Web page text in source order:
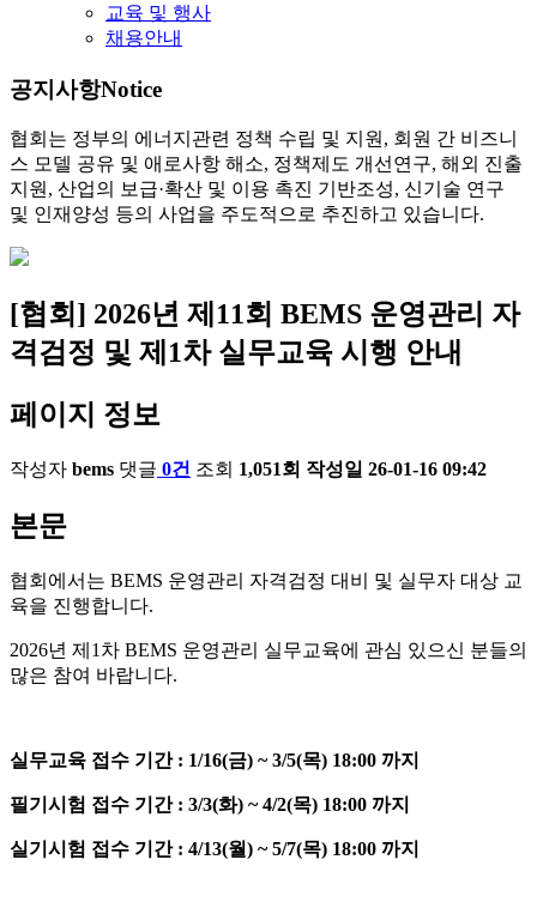
교육 및 행사
채용안내
공지사항Notice
협회는 정부의 에너지관련 정책 수립 및 지원, 회원 간 비즈니
스 모델 공유 및 애로사항 해소, 정책제도 개선연구, 해외 진출
지원, 산업의 보급·확산 및 이용 촉진 기반조성, 신기술 연구
및 인재양성 등의 사업을 주도적으로 추진하고 있습니다.
[협회] 2026년 제11회 BEMS 운영관리 자
격검정 및 제1차 실무교육 시행 안내
페이지 정보
작성자 bems 댓글 0건 조회 1,051회 작성일 26-01-16 09:42
본문
협회에서는 BEMS 운영관리 자격검정 대비 및 실무자 대상 교
육을 진행합니다.
2026년 제1차 BEMS 운영관리 실무교육에 관심 있으신 분들의
많은 참여 바랍니다.
실무교육 접수 기간 : 1/16(금) ~ 3/5(목) 18:00 까지
필기시험 접수 기간 : 3/3(화) ~ 4/2(목) 18:00 까지
실기시험 접수 기간 : 4/13(월) ~ 5/7(목) 18:00 까지